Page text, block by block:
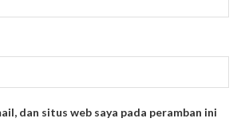
dan situs web saya pada peramban ini